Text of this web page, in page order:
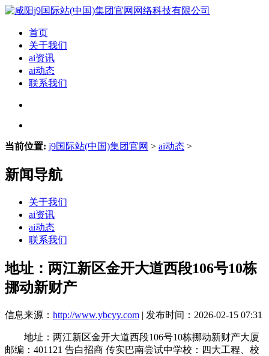
首页
关于我们
ai资讯
ai动态
联系我们
当前位置: j9国际站(中国)集团官网 > ai动态 >
新闻导航
关于我们
ai资讯
ai动态
联系我们
地址：两江新区金开大道西段106号10栋
挪动新财产
信息来源： http://www.ybcyy.com | 发布时间：2026-02-15 07:31
地址：两江新区金开大道西段106号10栋挪动新财产大厦
邮编：401121 告白招商 传实巴南尝试中学校：四大工程、校